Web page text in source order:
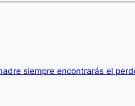
siempre encontrarás el